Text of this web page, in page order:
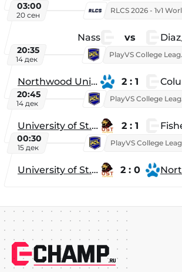
03:00
20 сен
Nass vs
20:35
14 дек
PlayVS
Northwood University 2 : 1
20:45
14 дек
University of St. Thomas 2 : 1
00:30
15 дек
University of St. Thomas 2 : 0